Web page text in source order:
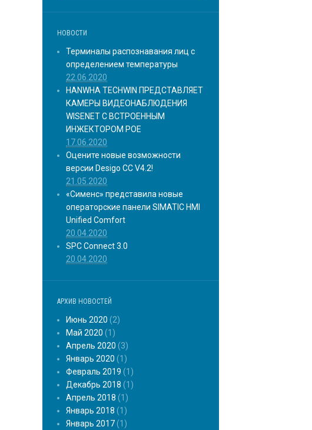
НОВОСТИ
Терминалы распознавания лиц с
определением температуры
22.06.2020
HANWHA TECHWIN ПРЕДСТАВЛЯЕТ
КАМЕРЫ ВИДЕОНАБЛЮДЕНИЯ
WISENET С ВСТРОЕННЫМ
ИНЖЕКТОРОМ POE
17.06.2020
Оцените новые возможности
версии Desigo CC V4.2!
21.05.2020
«Сименс» представила новые
операторские панели SIMATIC HMI
Unified Comfort
20.04.2020
SPC Connect 3.0
20.04.2020
АРХИВ НОВОСТЕЙ
Июнь 2020 (2)
Май 2020 (1)
Апрель 2020 (3)
Январь 2020 (1)
Февраль 2019 (1)
Декабрь 2018 (1)
Апрель 2018 (1)
Январь 2018 (1)
Январь 2017(1)